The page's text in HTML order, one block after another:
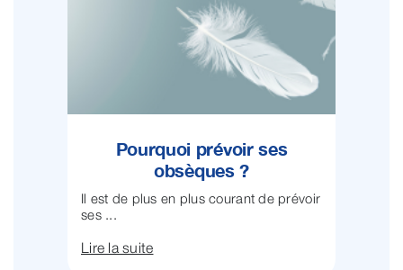
Pourquoi prévoir ses
obsèques ?
Il est de plus en plus courant de prévoir
ses ...
Lire la suite